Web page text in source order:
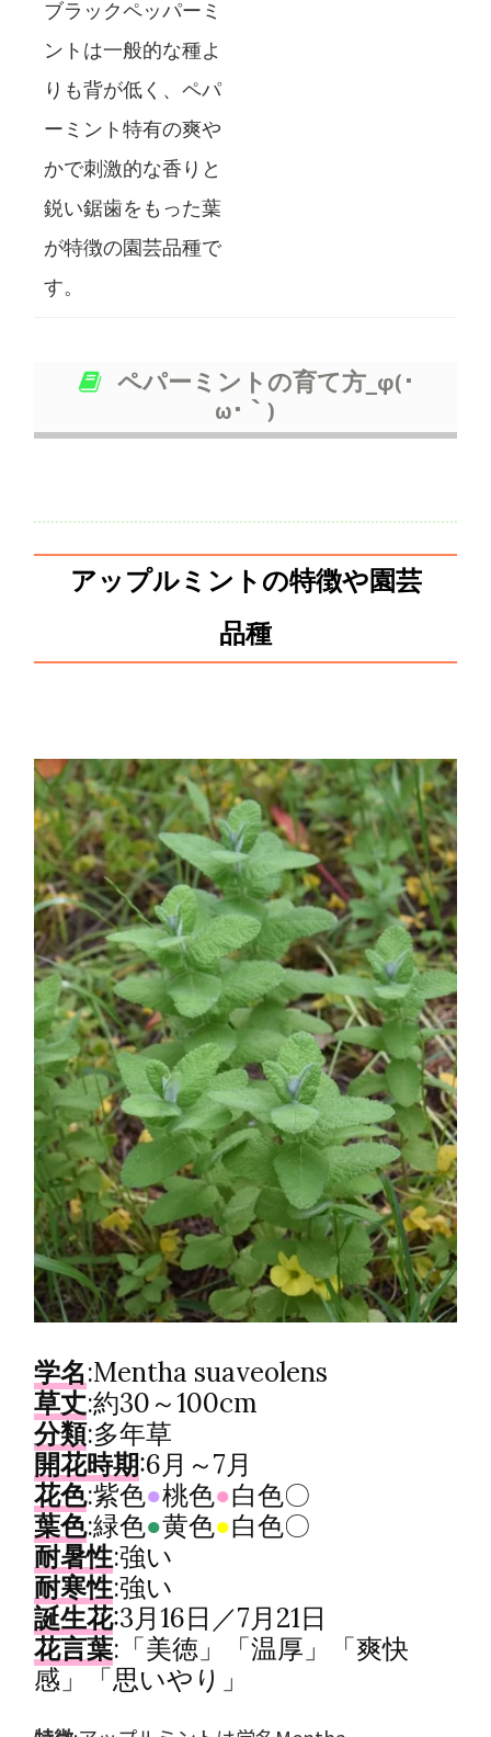
ブラックペッパーミ
ントは一般的な種よ
りも背が低く、ペパ
ーミント特有の爽や
かで刺激的な香りと
鋭い鋸歯をもった葉
が特徴の園芸品種で
す。
ペパーミントの育て方_φ(･
ω･｀)
アップルミントの特徴や園芸
品種
学名:Mentha suaveolens
草丈:約30～100cm
分類:多年草
開花時期:6月～7月
花色:紫色●桃色●白色〇
葉色:緑色●黄色●白色〇
耐暑性:強い
耐寒性:強い
誕生花:3月16日／7月21日
花言葉:「美徳」「温厚」「爽快
感」「思いやり」